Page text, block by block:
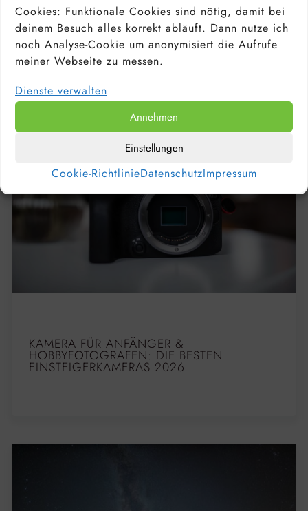
Cookies: Funktionale Cookies sind nötig, damit bei
deinem Besuch alles korrekt abläuft. Dann nutze ich
noch Analyse-Cookie um anonymisiert die Aufrufe
meiner Webseite zu messen.
Dienste verwalten
Annehmen
Einstellungen
Cookie-RichtlinieDatenschutzImpressum
PORTRAITOBJEKTIV: WELCHE OBJEKTIVE
EIGNEN SICH FÜR PORTRAITS? TOP 10 DER
BESTEN FESTBRENNWEITEN
KAMERA FÜR ANFÄNGER &
HOBBYFOTOGRAFEN: DIE BESTEN
EINSTEIGERKAMERAS 2026